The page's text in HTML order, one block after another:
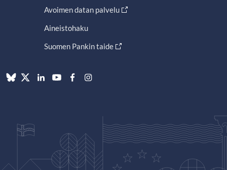
Avoimen datan palvelu
Aineistohaku
Suomen Pankin taide